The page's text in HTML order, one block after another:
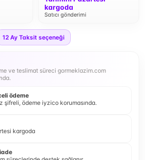
kargoda
Satıcı gönderimi
12 Ay Taksit seçeneği
ve teslimat süreci gormeklazim.com
ödeme
şifreli, ödeme iyzico korumasında.
kargoda